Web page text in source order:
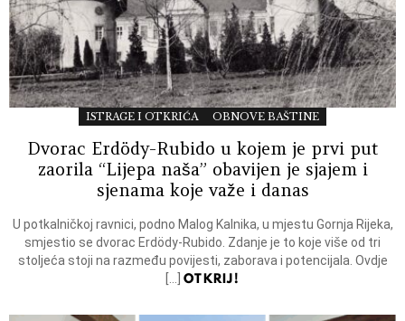
ISTRAGE I OTKRIĆA OBNOVE BAŠTINE
Dvorac Erdödy-Rubido u kojem je prvi put
zaorila “Lijepa naša” obavijen je sjajem i
sjenama koje važe i danas
U potkalničkoj ravnici, podno Malog Kalnika, u mjestu Gornja Rijeka,
smjestio se dvorac Erdödy-Rubido. Zdanje je to koje više od tri
stoljeća stoji na razmeđu povijesti, zaborava i potencijala. Ovdje
OTKRIJ!